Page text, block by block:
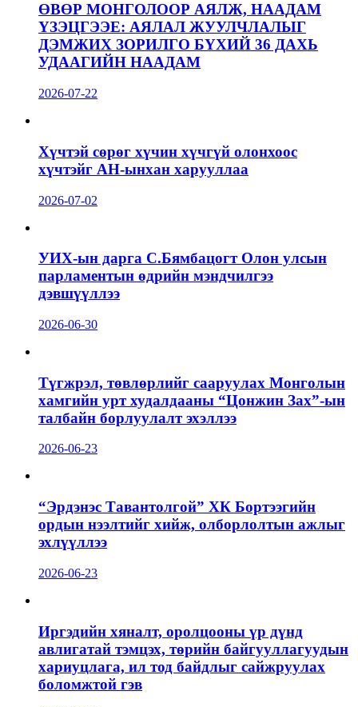
ӨВӨР МОНГОЛООР АЯЛЖ, НААДАМ
ҮЗЭЦГЭЭЕ: АЯЛАЛ ЖУУЛЧЛАЛЫГ
ДЭМЖИХ ЗОРИЛГО БҮХИЙ 36 ДАХЬ
УДААГИЙН НААДАМ
2026-07-22
Хүчтэй сөрөг хүчин хүчгүй олонхоос
хүчтэйг АН-ынхан харууллаа
2026-07-02
УИХ-ын дарга С.Бямбацогт Олон улсын
парламентын өдрийн мэндчилгээ
дэвшүүллээ
2026-06-30
Түгжрэл, төвлөрлийг сааруулах Монголын
хамгийн урт худалдааны “Цонжин Зах”-ын
талбайн борлуулалт эхэллээ
2026-06-23
“Эрдэнэс Тавантолгой” ХК Бортээгийн
ордын нээлтийг хийж, олборлолтын ажлыг
эхлүүллээ
2026-06-23
Иргэдийн хяналт, оролцооны үр дүнд
авлигатай тэмцэх, төрийн байгууллагуудын
хариуцлага, ил тод байдлыг сайжруулах
боломжтой гэв